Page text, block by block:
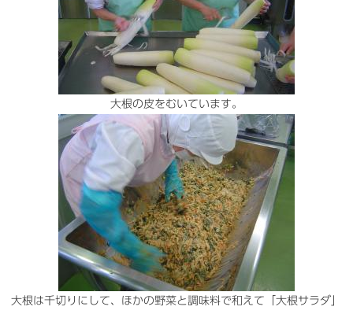
大根の皮をむいています。
大根は千切りにして、ほかの野菜と調味料で和えて「大根サラダ」